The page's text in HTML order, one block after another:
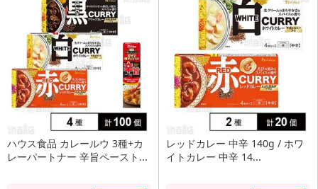
ハウス食品 カレールウ 3種+カ
レーパートナー 辛旨ペースト...
レッドカレー 中辛 140g / ホワ
イトカレー 中辛 14...